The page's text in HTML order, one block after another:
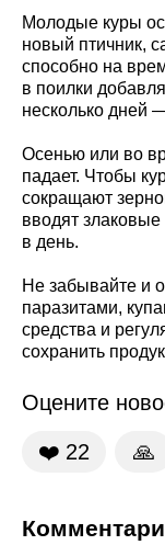
Молодые куры
новый птичник,
способно на
в поилки
несколько дней
Осенью или во
падает. Чтобы
сокращают
вводят
в день.
Не забывайте и
паразитами,
средства и
сохранить
Оцените
❤️ 22 🙏